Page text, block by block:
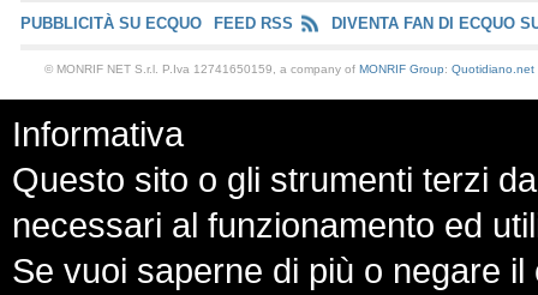
PUBBLICITÀ SU ECQUO FEED RSS DIVENTA FAN DI ECQUO
© MONRIF NET S.r.l. P.Iva 12741650159, a company of MONRIF Group: Quotidiano.net
Informativa
Questo sito o gli strumenti terzi
necessari al funzionamento ed
Se vuoi saperne di più o negare